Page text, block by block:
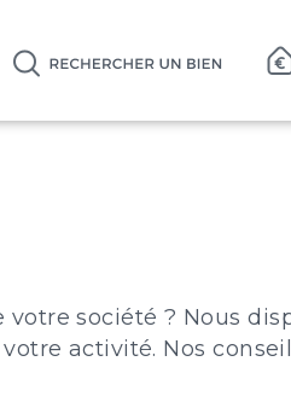
société ? Nous
activité. Nos